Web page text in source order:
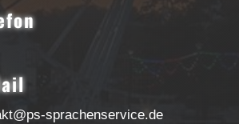
sprachenservice.de